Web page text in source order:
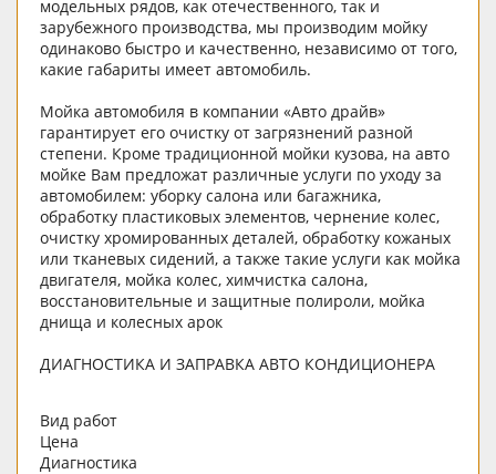
модельных рядов, как отечественного, так и
зарубежного производства, мы производим мойку
одинаково быстро и качественно, независимо от того,
какие габариты имеет автомобиль.
Мойка автомобиля в компании «Авто драйв»
гарантирует его очистку от загрязнений разной
степени. Кроме традиционной мойки кузова, на авто
мойке Вам предложат различные услуги по уходу за
автомобилем: уборку салона или багажника,
обработку пластиковых элементов, чернение колес,
очистку хромированных деталей, обработку кожаных
или тканевых сидений, а также такие услуги как мойка
двигателя, мойка колес, химчистка салона,
восстановительные и защитные полироли, мойка
днища и колесных арок
ДИАГНОСТИКА И ЗАПРАВКА АВТО КОНДИЦИОНЕРА
Вид работ
Цена
Диагностика